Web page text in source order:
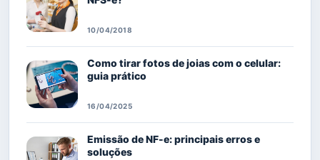
10/04/2018
Como tirar fotos de joias com o celular:
guia prático
16/04/2025
Emissão de NF-e: principais erros e
soluções